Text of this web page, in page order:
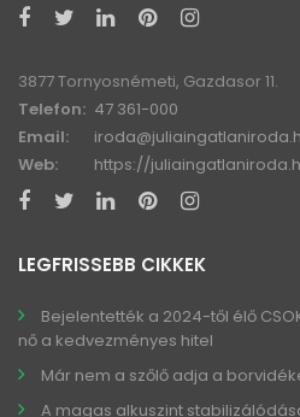
3877 Tornyosnémeti, Gazdasor 11.
Telefon: 47 361-000
Email:
Web:
https://
LEGFRISSEBB CIKKEK
Bejelentették a 2024-től élő
nő a kedvezményes hitel
Már nem a szőlő adja a
A magas alkuszint